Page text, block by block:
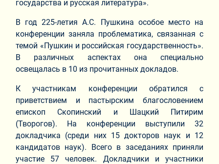
государства и русская литература».
В год 225-летия А.С. Пушкина особое место на
конференции заняла проблематика, связанная с
темой «Пушкин и российская государственность».
В различных аспектах она специально
освещалась в 10 из прочитанных докладов.
К участникам конференции обратился с
приветствием и пастырским благословением
епископ Скопинский и Шацкий Питирим
(Творогов). На конференции выступили 32
докладчика (среди них 15 докторов наук и 12
кандидатов наук). Всего в заседаниях приняли
участие 57 человек. Докладчики и участники